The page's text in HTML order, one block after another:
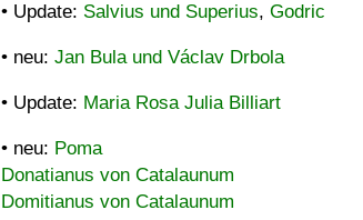
• Update: Salvius und Superius, Godric
• neu: Jan Bula und Václav Drbola
• Update: Maria Rosa Julia Billiart
• neu: Poma
Donatianus von Catalaunum
Domitianus von Catalaunum